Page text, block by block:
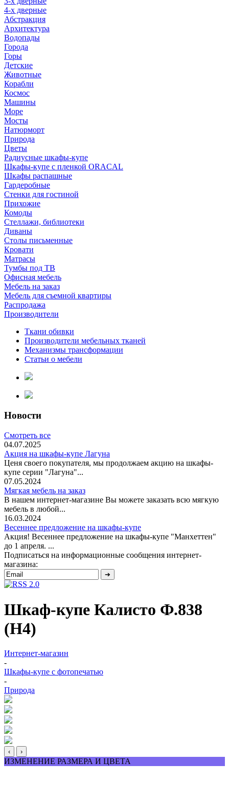
4-х дверные
Абстракция
Архитектура
Водопады
Города
Горы
Детские
Животные
Корабли
Космос
Машины
Море
Мосты
Натюрморт
Природа
Цветы
Радиусные шкафы-купе
Шкафы-купе с пленкой ORACAL
Шкафы распашные
Гардеробные
Стенки для гостиной
Прихожие
Комоды
Стеллажи, библиотеки
Диваны
Столы письменные
Кровати
Матрасы
Тумбы под ТВ
Офисная мебель
Мебель на заказ
Мебель для съемной квартиры
Распродажа
Производители
Ткани обивки
Производители мебельных тканей
Механизмы трансформации
Статьи о мебели
Новости
Смотреть все
04.07.2025
Акция на шкафы-купе Лагуна
Ценя своего покупателя, мы продолжаем акцию на шкафы-
купе серии "Лагуна"...
07.05.2024
Мягкая мебель на заказ
В нашем интернет-магазине Вы можете заказать всю мягкую
мебель в любой...
16.03.2024
Весеннее предложение на шкафы-купе
Акция! Весеннее предложение на шкафы-купе "Манхеттен"
до 1 апреля. ...
Подписаться на информационные сообщения интернет-
магазина:
Шкаф-купе Калисто Ф.838
(Н4)
Интернет-магазин
-
Шкафы-купе с фотопечатью
-
Природа
‹ ›
ИЗМЕНЕНИЕ РАЗМЕРА И ЦВЕТА